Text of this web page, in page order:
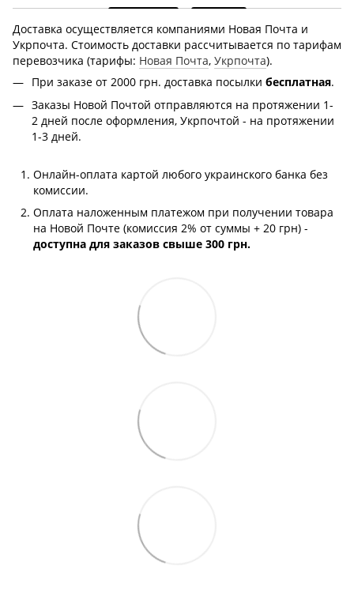
Доставка осуществляется компаниями Новая Почта и
Укрпочта. Стоимость доставки рассчитывается по тарифам
перевозчика (тарифы: Новая Почта, Укрпочта).
При заказе от 2000 грн. доставка посылки бесплатная.
Заказы Новой Почтой отправляются на протяжении 1-
2 дней после оформления, Укрпочтой - на протяжении
1-3 дней.
Онлайн-оплата картой любого украинского банка без
комиссии.
Оплата наложенным платежом при получении товара
на Новой Почте (комиссия 2% от суммы + 20 грн) -
доступна для заказов свыше 300 грн.